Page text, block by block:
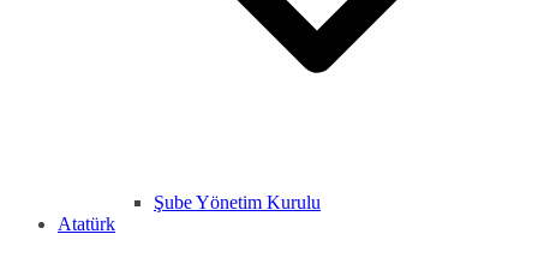
Şube Yönetim Kurulu
Atatürk